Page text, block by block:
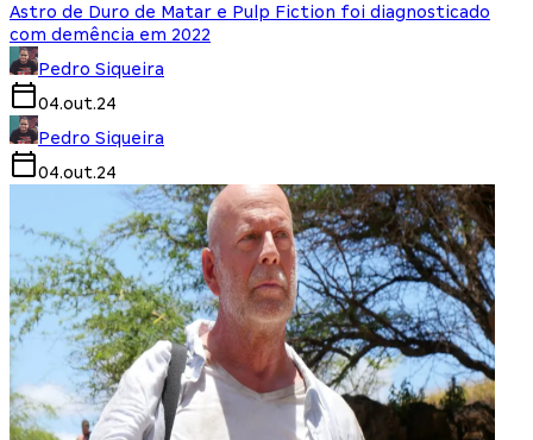
Astro de Duro de Matar e Pulp Fiction foi diagnosticado
com demência em 2022
Pedro Siqueira
04.out.24
Pedro Siqueira
04.out.24